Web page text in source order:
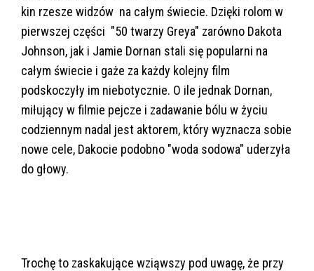
kin rzesze widzów na całym świecie. Dzięki rolom w
pierwszej części "50 twarzy Greya" zarówno Dakota
Johnson, jak i Jamie Dornan stali się popularni na
całym świecie i gaże za każdy kolejny film
podskoczyły im niebotycznie. O ile jednak Dornan,
miłujący w filmie pejcze i zadawanie bólu w życiu
codziennym nadal jest aktorem, który wyznacza sobie
nowe cele, Dakocie podobno "woda sodowa" uderzyła
do głowy.
Trochę to zaskakujące wziąwszy pod uwagę, że przy